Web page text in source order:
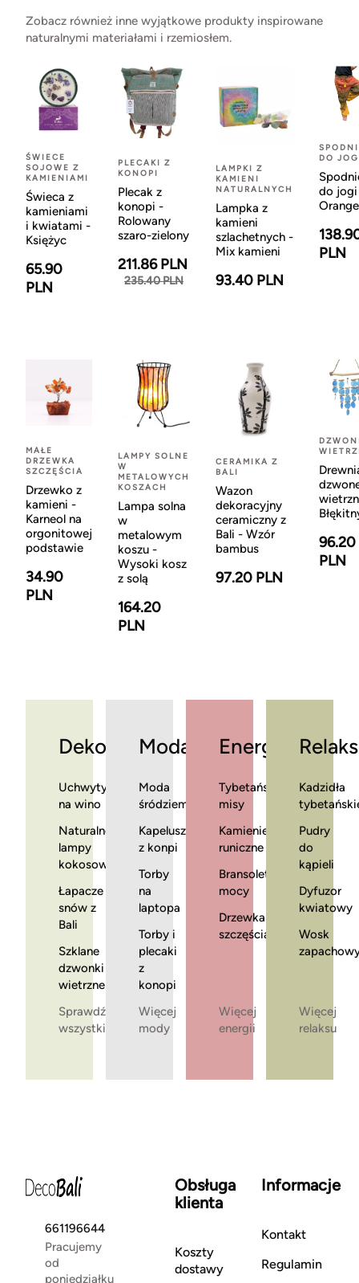
Zobacz również inne wyjątkowe produkty inspirowane
naturalnymi materiałami i rzemiosłem.
ŚWIECE
SOJOWE Z
KAMIENIAMI
Świeca z
kamieniami
i kwiatami -
Księżyc
65.90
PLN
PLECAKI Z
KONOPI
Plecak z
konopi -
Rolowany
szaro-zielony
211.86 PLN
235.40 PLN
LAMPKI Z
KAMIENI
NATURALNYCH
Lampka z
kamieni
szlachetnych -
Mix kamieni
93.40 PLN
DO
do
Orange
PLN
MAŁE
DRZEWKA
SZCZĘŚCIA
Drzewko z
kamieni -
Karneol na
orgonitowej
podstawie
34.90
PLN
LAMPY SOLNE
W
METALOWYCH
KOSZACH
Lampa solna
w
metalowym
koszu -
Wysoki kosz
z solą
164.20
PLN
CERAMIKA Z
BALI
Wazon
dekoracyjny
ceramiczny z
Bali - Wzór
bambus
97.20 PLN
96.20
PLN
Dekoracje
Uchwyty
na wino
Naturalne
lampy
kokosowe
Łapacze
snów z
Bali
Szklane
dzwonki
wietrzne
Sprawdź
wszystkie
Moda
Moda
śródziemnomorska
Kapelusze
z konpi
Torby
na
laptopa
Torby i
plecaki
z
konopi
Więcej
mody
Energia
Tybetańskie
misy
Kamienie
runiczne
Bransoletki
mocy
Drzewka
szczęścia
Więcej
energii
Relaks
Kadzidła
Pudry
do
kąpieli
Dyfuzor
kwiatowy
Wosk
Więcej
relaksu
661196644
Pracujemy
od
poniedziałku
Obsługa
klienta
Koszty
dostawy
Informacje
Kontakt
Regulamin